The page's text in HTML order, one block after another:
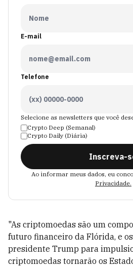
E-mail
Telefone
Selecione as newsletters que você
Crypto Deep (Semanal)
Crypto Daily (Diária)
Inscreva-
Ao informar meus dados, eu
Privacidade.
"As criptomoedas são um
futuro financeiro da Flórida, e
presidente Trump para
criptomoedas tornarão os